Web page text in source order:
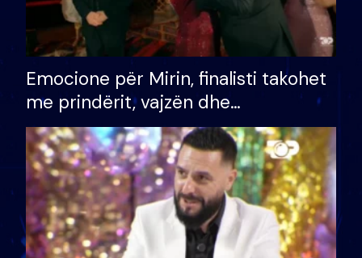
Emocione për Mirin, finalisti takohet
me prindërit, vajzën dhe
bashkëshorten: S’kemi ndonjë letër
divorci apo jo?